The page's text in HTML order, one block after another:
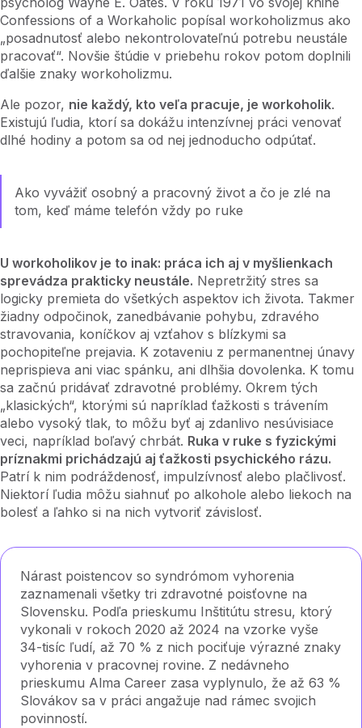
Confessions of a Workaholic popísal workoholizmus ako
„posadnutosť alebo nekontrolovateľnú potrebu neustále
pracovať“. Novšie štúdie v priebehu rokov potom doplnili
ďalšie znaky workoholizmu.
Ale pozor, nie každý, kto veľa pracuje, je workoholik.
Existujú ľudia, ktorí sa dokážu intenzívnej práci venovať
dlhé hodiny a potom sa od nej jednoducho odpútať.
Ako vyvážiť osobný a pracovný život a čo je zlé na
tom, keď máme telefón vždy po ruke
U workoholikov je to inak: práca ich aj v myšlienkach
sprevádza prakticky neustále. Nepretržitý stres sa
logicky premieta do všetkých aspektov ich života. Takmer
žiadny odpočinok, zanedbávanie pohybu, zdravého
stravovania, koníčkov aj vzťahov s blízkymi sa
pochopiteľne prejavia. K zotaveniu z permanentnej únavy
neprispieva ani viac spánku, ani dlhšia dovolenka. K tomu
sa začnú pridávať zdravotné problémy. Okrem tých
„klasických“, ktorými sú napríklad ťažkosti s trávením
alebo vysoký tlak, to môžu byť aj zdanlivo nesúvisiace
veci, napríklad boľavý chrbát. Ruka v ruke s fyzickými
príznakmi prichádzajú aj ťažkosti psychického rázu.
Patrí k nim podráždenosť, impulzívnosť alebo plačlivosť.
Niektorí ľudia môžu siahnuť po alkohole alebo liekoch na
bolesť a ľahko si na nich vytvoriť závislosť.
Nárast poistencov so syndrómom vyhorenia
zaznamenali všetky tri zdravotné poisťovne na
Slovensku. Podľa prieskumu Inštitútu stresu, ktorý
vykonali v rokoch 2020 až 2024 na vzorke vyše
34-tisíc ľudí, až 70 % z nich pociťuje výrazné znaky
vyhorenia v pracovnej rovine. Z nedávneho
prieskumu Alma Career zasa vyplynulo, že až 63 %
Slovákov sa v práci angažuje nad rámec svojich
povinností.